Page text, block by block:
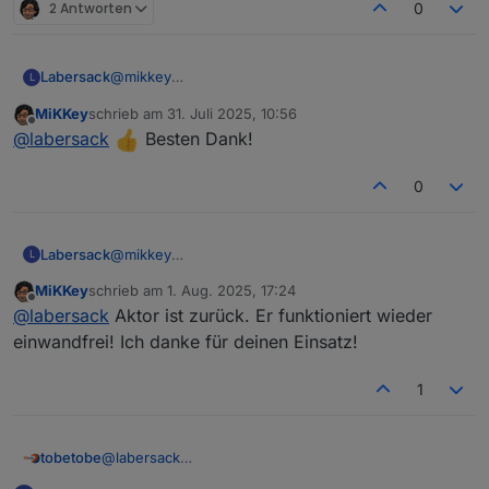
2 Antworten 0
L Labersack@mikkey
Offline
MiKKeyschrieb am 31. Juli 2025, 10:56
zuletzt editiert von
@labersack Besten Dank!
0
L Labersack@mikkey
Offline
MiKKeyschrieb am 1. Aug. 2025, 17:24
zuletzt editiert von
@labersack Aktor ist zurück. Er funktioniert wieder
einwandfrei! Ich danke für deinen Einsatz!
1
tobetobe@labersack